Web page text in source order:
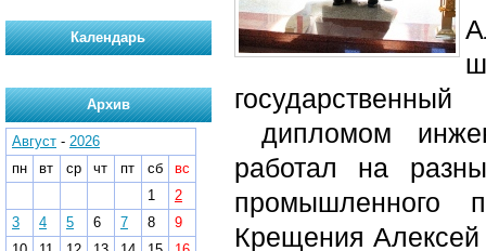
дипломом
работал на
промышленного
Крещения Алексей
Календарь
Архив
Август - 2026
пн
вт ср чт пт сб
вс
1
2
3
4 5 6 7 8
9